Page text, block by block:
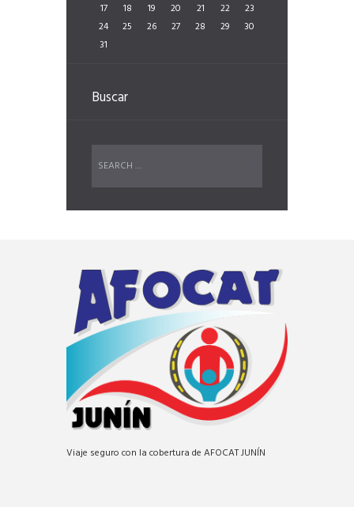
17
18 19 20 21 22
23
24
25 26 27 28 29
30
31
Buscar
Viaje seguro con la cobertura de AFOCAT JUNÍN